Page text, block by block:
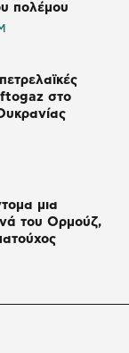
πολέμου
στο
μια
του Ορμούζ,